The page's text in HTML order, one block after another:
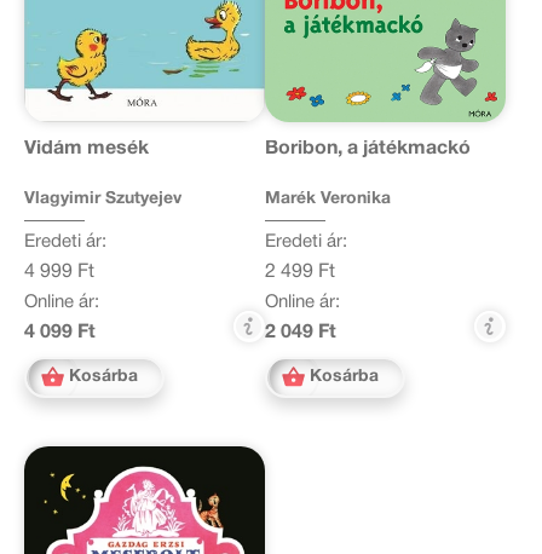
Vidám mesék
Vlagyimir Szutyejev
Eredeti ár:
4 999 Ft
Online ár:
4 099 Ft
Kosárba
Boribon, a játékmackó
Marék Veronika
Eredeti ár:
2 499 Ft
Online ár:
2 049 Ft
Kosárba